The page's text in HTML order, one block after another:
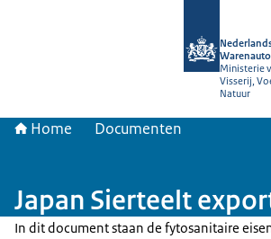
Ministerie
Visserij,
Natuur
Home Documenten
Japan Sierteelt
In dit document staan de fytosanitaire